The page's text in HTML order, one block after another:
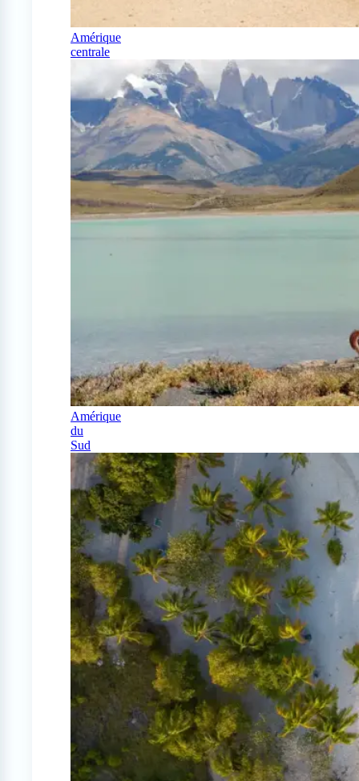
Amérique
centrale
Amérique
du
Sud